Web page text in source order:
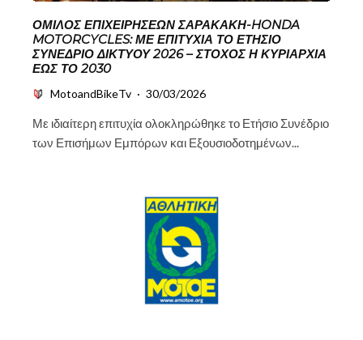
ΌΜΙΛΟΣ ΕΠΙΧΕΙΡΉΣΕΩΝ ΣΑΡΑΚΆΚΗ-HONDA
MOTORCYCLES: ΜΕ ΕΠΙΤΥΧΊΑ ΤΟ ΕΤΉΣΙΟ
ΣΥΝΈΔΡΙΟ ΔΙΚΤΎΟΥ 2026 – ΣΤΌΧΟΣ Η ΚΥΡΙΑΡΧΊΑ
ΈΩΣ ΤΟ 2030
MotoandBikeTv · 30/03/2026
Με ιδιαίτερη επιτυχία ολοκληρώθηκε το Ετήσιο Συνέδριο
των Επισήμων Εμπόρων και Εξουσιοδοτημένων...